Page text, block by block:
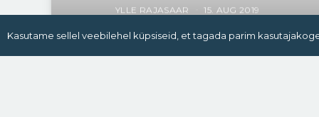
YLLE RAJASAAR 15. AUG 2019
Kasutame sellel veebilehel küpsiseid, et tagada parim